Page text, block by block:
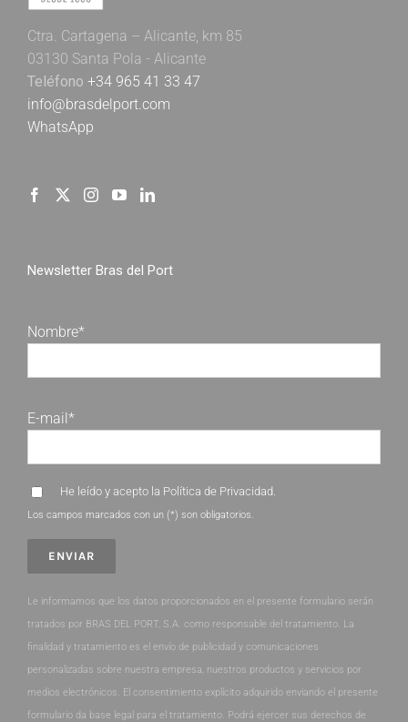
Ctra. Cartagena – Alicante, km 85
03130 Santa Pola - Alicante
Teléfono +34 965 41 33 47
info@brasdelport.com
WhatsApp
Newsletter Bras del Port
Nombre*
E-mail*
He leído y acepto la Política de Privacidad.
Los campos marcados con un (*) son obligatorios.
Le informamos que los datos proporcionados en el presente formulario serán
tratados por BRAS DEL PORT, S.A. como responsable del tratamiento. La
finalidad y tratamiento es el envío de publicidad y comunicaciones
personalizadas sobre nuestra empresa, nuestros productos y servicios por
medios electrónicos. El consentimiento explícito adquirido enviando el presente
formulario da base legal para el tratamiento. Podrá ejercer sus derechos de